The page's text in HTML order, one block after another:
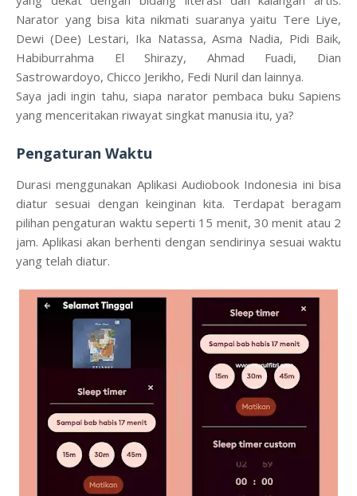
Narator yang bisa kita nikmati suaranya yaitu Tere Liye,
Dewi (Dee) Lestari, Ika Natassa, Asma Nadia, Pidi Baik,
Habiburrahma El Shirazy, Ahmad Fuadi, Dian
Sastrowardoyo, Chicco Jerikho, Fedi Nuril dan lainnya.
Saya jadi ingin tahu, siapa narator pembaca buku Sapiens
yang menceritakan riwayat singkat manusia itu, ya?
Pengaturan Waktu
Durasi menggunakan Aplikasi Audiobook Indonesia ini bisa
diatur sesuai dengan keinginan kita. Terdapat beragam
pilihan pengaturan waktu seperti 15 menit, 30 menit atau 2
jam. Aplikasi akan berhenti dengan sendirinya sesuai waktu
yang telah diatur.